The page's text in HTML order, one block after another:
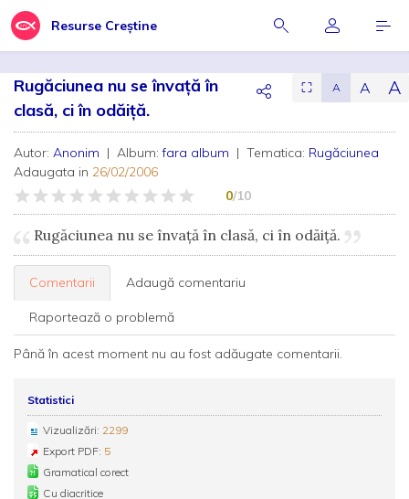
Resurse Creștine
Rugăciunea nu se învaţă în
clasă, ci în odăiţă.
⛶ A A A
Autor: Anonim | Album:fara album | Tematica: Rugăciunea
Adaugata in 26/02/2006
0/10
Rugăciunea nu se învaţă în clasă, ci în odăiţă.
Comentarii Adaugă comentariu
Raportează o problemă
Până în acest moment nu au fost adăugate comentarii.
Statistici
Vizualizări: 2299
Export PDF: 5
Gramatical corect
Cu diacritice